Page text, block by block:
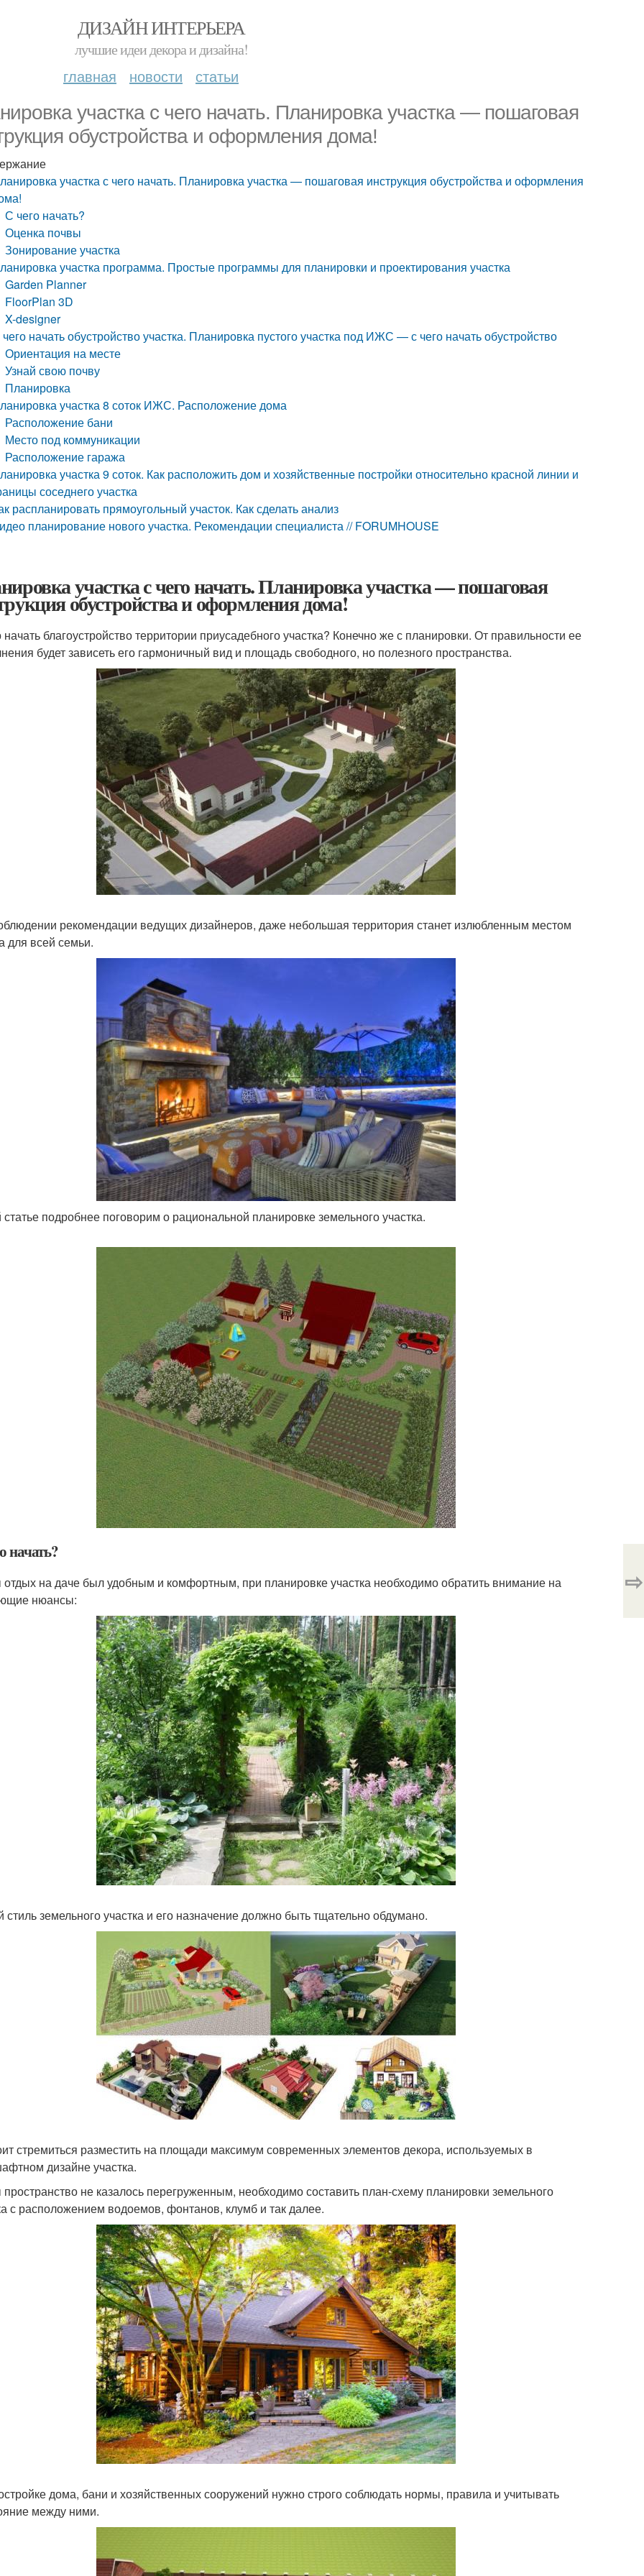
ДИЗАЙН ИНТЕРЬЕРА
лучшие идеи декора и дизайна!
главная новости статьи
участка с чего начать. Планировка участка — пошаговая
обустройства и оформления дома!
участка с чего начать. Планировка участка — пошаговая инструкция обустройства и оформления
С чего начать?
Оценка почвы
Зонирование участка
участка программа. Простые программы для планировки и проектирования участка
Garden Planner
FloorPlan 3D
X-designer
начать обустройство участка. Планировка пустого участка под ИЖС — с чего начать обустройство
Ориентация на месте
Узнай свою почву
Планировка
участка 8 соток ИЖС. Расположение дома
Расположение бани
Место под коммуникации
Расположение гаража
участка 9 соток. Как расположить дом и хозяйственные постройки относительно красной линии и
соседнего участка
распланировать прямоугольный участок. Как сделать анализ
планирование нового участка. Рекомендации специалиста // FORUMHOUSE
участка с чего начать. Планировка участка — пошаговая
обустройства и оформления дома!
начать благоустройство территории приусадебного участка? Конечно же с планировки. От правильности ее
будет зависеть его гармоничный вид и площадь свободного, но полезного пространства.
рекомендации ведущих дизайнеров, даже небольшая территория станет излюбленным местом
для всей семьи.
статье подробнее поговорим о рациональной планировке земельного участка.
начать?
на даче был удобным и комфортным, при планировке участка необходимо обратить внимание на
нюансы:
земельного участка и его назначение должно быть тщательно обдумано.
стремиться разместить на площади максимум современных элементов декора, используемых в
дизайне участка.
не казалось перегруженным, необходимо составить план-схему планировки земельного
с расположением водоемов, фонтанов, клумб и так далее.
дома, бани и хозяйственных сооружений нужно строго соблюдать нормы, правила и учитывать
между ними.
⇨